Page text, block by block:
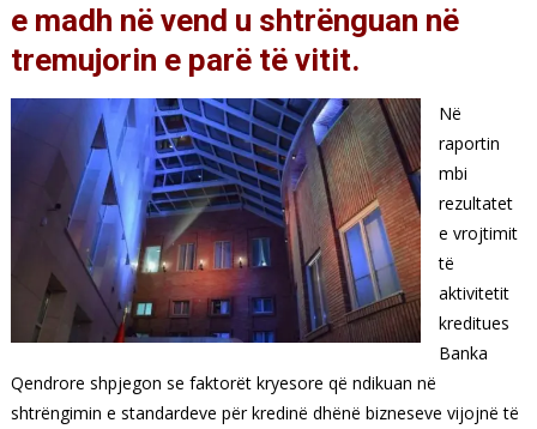
e madh në vend u shtrënguan në
tremujorin e parë të vitit.
Në
raportin
mbi
rezultatet
e vrojtimit
të
aktivitetit
kreditues
Banka
Qendrore shpjegon se faktorët kryesore që ndikuan në
shtrëngimin e standardeve për kredinë dhënë bizneseve vijojnë të